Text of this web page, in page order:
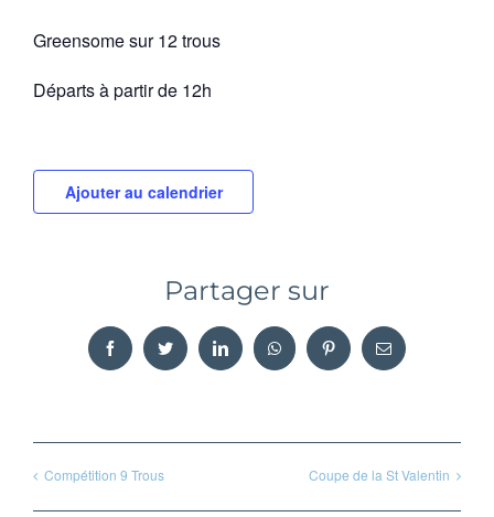
Greensome sur 12 trous
Départs à partir de 12h
Ajouter au calendrier
Partager sur
FacebookTwitter LinkedInWhatsAppPinterestEmail
Compétition 9 Trous Coupe de la St Valentin